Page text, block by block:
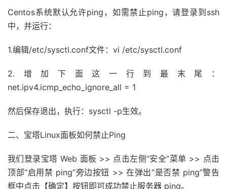
Centos系统默认允许ping，如需禁止ping，请登录到ssh
中，并运行：
1.编辑/etc/sysctl.conf文件：vi /etc/sysctl.conf
2.增加下面这一行到最末尾：
net.ipv4.icmp_echo_ignore_all = 1
然后保存退出，执行：sysctl -p生效。
二、宝塔Linux面板如何禁止Ping
我们登录宝塔 Web 面板 >> 点击左侧“安全”菜单 >> 点击
顶部“启用禁 ping”旁边按钮 >> 在弹出“是否禁 ping”警告
框中点击【确定】按钮即可成功禁止服务器 ping。